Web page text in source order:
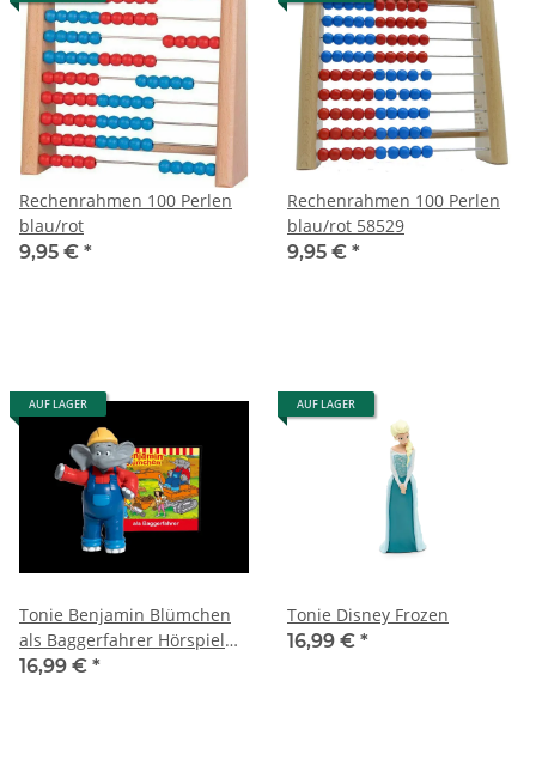
Rechenrahmen 100 Perlen
blau/rot
9,95 € *
Rechenrahmen 100 Perlen
blau/rot 58529
9,95 € *
AUF LAGER
Tonie Benjamin Blümchen
als Baggerfahrer Hörspiel
Toniefigur Kinder
16,99 € *
AUF LAGER
Tonie Disney Frozen
16,99 € *